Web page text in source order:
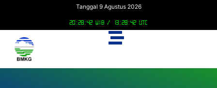
Tanggal 9 Agustus 2026
20:28:43 WIB / 13:28:43 UTC